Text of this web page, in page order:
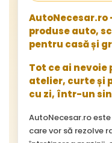
AutoNecesar.ro
produse auto,
pentru casă și
Tot ce ai
atelier, curte și
cu zi, într-un
AutoNecesar.ro
care vor să rezolve